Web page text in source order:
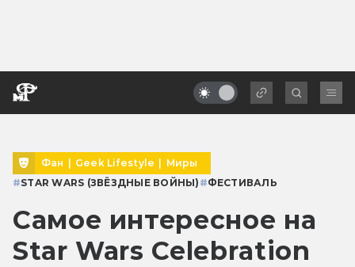
Фан | Geek Lifestyle | Миры
#STAR WARS (ЗВЁЗДНЫЕ ВОЙНЫ) #ФЕСТИВАЛЬ
Самое интересное на
Star Wars Celebration